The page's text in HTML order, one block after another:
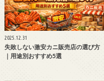
2025.12.31
失敗しない激安カニ販売店の選び方
｜用途別おすすめ5選